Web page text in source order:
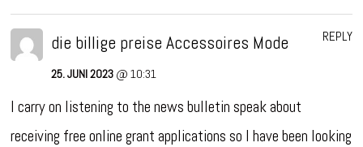
die billige preise Accessoires Mode
25. JUNI 2023 @ 10:31
I carry on listening to the news bulletin speak about
receiving free online grant applications so I have been looking
REPLY